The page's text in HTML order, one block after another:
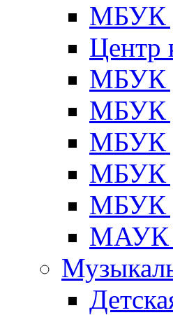
МБУК
Центр
МБУК
МБУК
МБУК
МБУК
МБУК
МАУК